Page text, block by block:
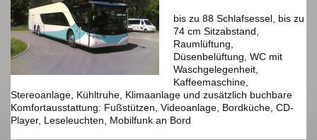
bis zu 88 Schlafsessel, bis zu
74 cm Sitzabstand,
Raumlüftung,
Düsenbelüftung, WC mit
Waschgelegenheit,
Kaffeemaschine,
Stereoanlage, Kühltruhe, Klimaanlage und zusätzlich buchbare
Komfortausstattung: Fußstützen, Videoanlage, Bordküche, CD-
Player, Leseleuchten, Mobilfunk an Bord